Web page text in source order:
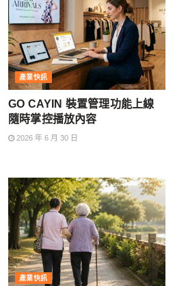
產業快訊
GO CAYIN 裝置管理功能上線
隨時掌控播放內容
2026 年 6 月 30 日
產業快訊